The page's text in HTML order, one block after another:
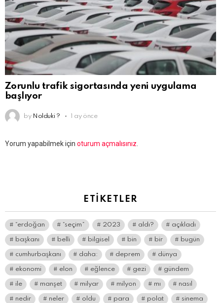
Zorunlu trafik sigortasında yeni uygulama
başlıyor
by Nolduki ? 1 ay önce
Bir
Yorum yapabilmek için oturum açmalısınız
ETIKETLER
“erdoğan “seçim” 2023 aldı? açıkladı
başkanı belli bilgisel bin bir bugün
cumhurbaşkanı daha: deprem dünya
ekonomi elon eğlence gezi gündem
ile manşet milyar milyon mı nasıl
nedir neler oldu para polat sinema